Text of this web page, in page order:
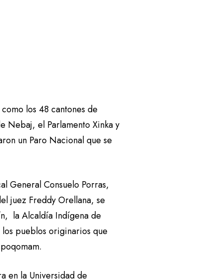
los 48 cantones de
Nebaj, el Parlamento Xinka y
un Paro Nacional que se
General Consuelo Porras,
juez Freddy Orellana, se
la Alcaldía Indígena de
los pueblos originarios que
en la Universidad de